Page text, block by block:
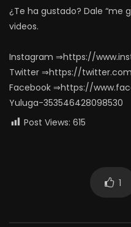
¿Te ha gustado? Dale “me
videos.
Instagram ⇒https://
Twitter ⇒https://
Facebook ⇒https://
Yuluga-353546428098530
Post Views: 615
1